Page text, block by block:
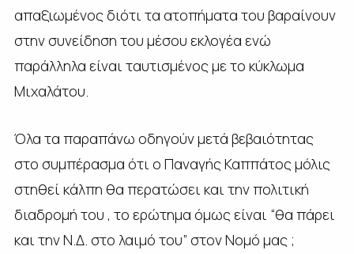
απαξιωμένος διότι τα ατοπήματα του βαραίνουν
στην συνείδηση του μέσου εκλογέα ενώ
παράλληλα είναι ταυτισμένος με το κύκλωμα
Μιχαλάτου.
Όλα τα παραπάνω οδηγούν μετά βεβαιότητας
στο συμπέρασμα ότι ο Παναγής Καππάτος μόλις
στηθεί κάλπη θα περατώσει και την πολιτική
διαδρομή του , το ερώτημα όμως είναι “θα πάρει
και την Ν.Δ. στο λαιμό του” στον Νομό μας ;